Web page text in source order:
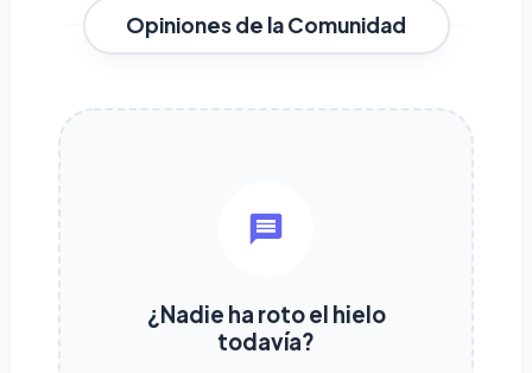
Opiniones de la Comunidad
¿Nadie ha roto el hielo
todavía?